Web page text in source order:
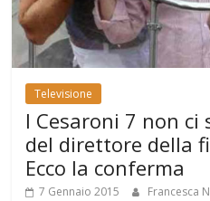
Televisione
I Cesaroni 7 non
del direttore della
Ecco la conferma
7 Gennaio 2015 Francesca N